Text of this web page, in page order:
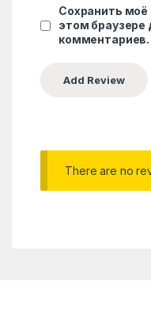
Сохранить моё
этом
комментариев.
There are no